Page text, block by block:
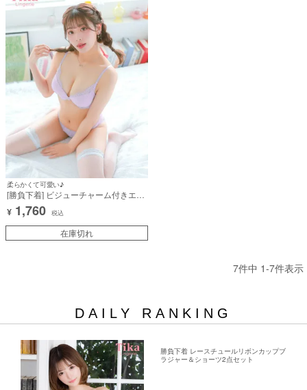
柔らかくて可愛い♪
[勝負下着] ビジューチャーム付きエレ
ガントレースチュール脇高カップブラ
ジャー＆ショーツ2点セット
¥ 1,760 税込
在庫切れ
7件中 1-7件表示
DAILY RANKING
勝負下着 レースチュールリボンカップブ
ラジャー＆ショーツ2点セット